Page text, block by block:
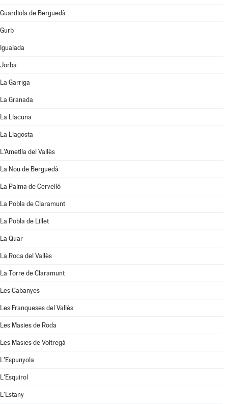
Guardiola de Berguedà
Gurb
Igualada
Jorba
La Garriga
La Granada
La Llacuna
La Llagosta
L'Ametlla del Vallès
La Nou de Berguedà
La Palma de Cervelló
La Pobla de Claramunt
La Pobla de Lillet
La Quar
La Roca del Vallès
La Torre de Claramunt
Les Cabanyes
Les Franqueses del Vallès
Les Masies de Roda
Les Masies de Voltregà
L'Espunyola
L'Esquirol
L'Estany